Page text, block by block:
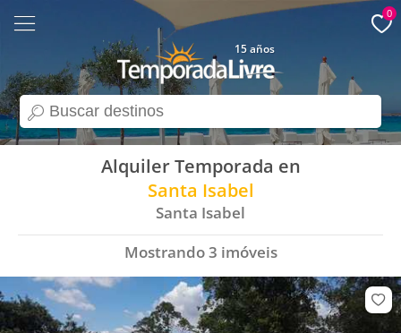
search
15 años
0
Alquiler Temporada en
Santa Isabel
Santa Isabel
Mostrando3 imóveis